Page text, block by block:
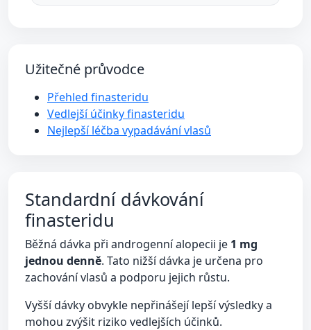
Užitečné průvodce
Přehled finasteridu
Vedlejší účinky finasteridu
Nejlepší léčba vypadávání vlasů
Standardní dávkování
finasteridu
Běžná dávka při androgenní alopecii je 1 mg
jednou denně. Tato nižší dávka je určena pro
zachování vlasů a podporu jejich růstu.
Vyšší dávky obvykle nepřinášejí lepší výsledky a
mohou zvýšit riziko vedlejších účinků.